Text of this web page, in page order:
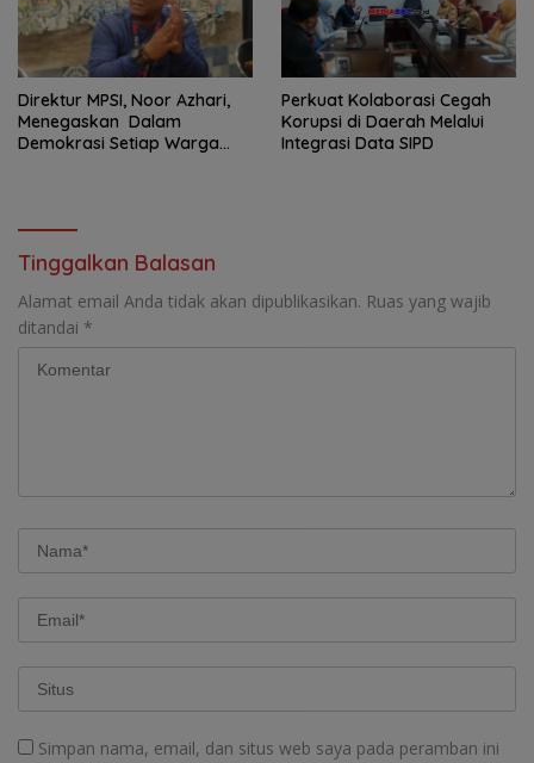
Direktur MPSI, Noor Azhari,
Menegaskan Dalam
Demokrasi Setiap Warga
Perkuat Kolaborasi Cegah
Korupsi di Daerah Melalui
Integrasi Data SIPD
Tinggalkan Balasan
Alamat email Anda tidak akan dipublikasikan. Ruas yang wajib
ditandai *
Simpan nama, email, dan situs web saya pada peramban ini